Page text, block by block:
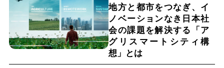
地方と都市をつなぎ、イ
ノベーションなき日本社
会の課題を解決する「ア
グリスマートシティ構
想」とは